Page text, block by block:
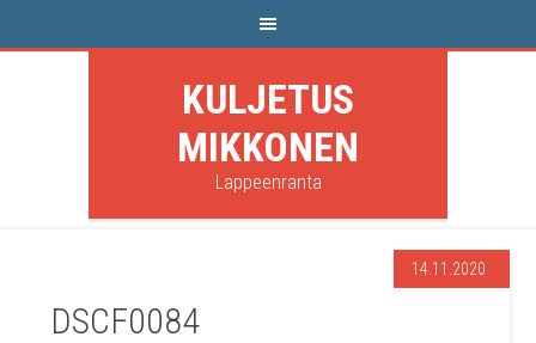
KULJETUS
MIKKONEN
Lappeenranta
14.11.2020
DSCF0084